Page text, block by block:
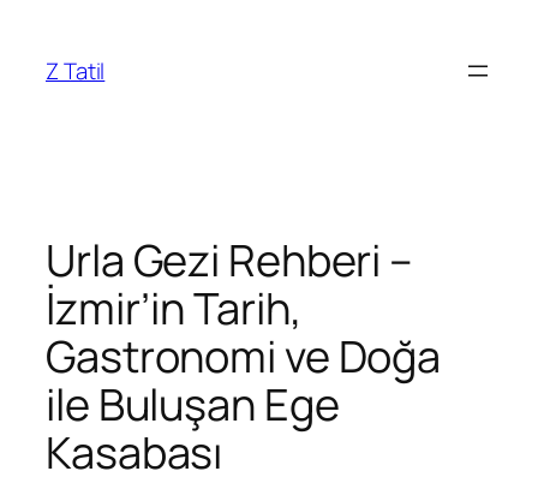
Z Tatil
Urla Gezi Rehberi –
İzmir’in Tarih,
Gastronomi ve Doğa
ile Buluşan Ege
Kasabası